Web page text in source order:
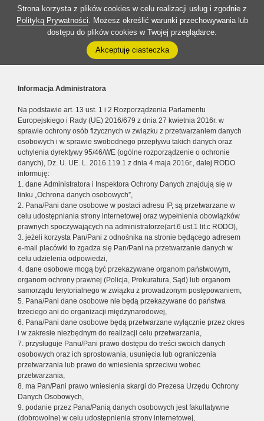
Strona korzysta z plików cookies w celu realizacji usług i zgodnie z
Polityką Prywatności. Możesz określić warunki przechowywania lub
dostępu do plików cookies w Twojej przeglądarce.
Akceptuję ciasteczka
Informacja Administratora
Na podstawie art. 13 ust. 1 i 2 Rozporządzenia Parlamentu
Europejskiego i Rady (UE) 2016/679 z dnia 27 kwietnia 2016r. w
sprawie ochrony osób fizycznych w związku z przetwarzaniem danych
osobowych i w sprawie swobodnego przepływu takich danych oraz
uchylenia dyrektywy 95/46/WE (ogólne rozporządzenie o ochronie
danych), Dz. U. UE. L. 2016.119.1 z dnia 4 maja 2016r., dalej RODO
informuję:
1. dane Administratora i Inspektora Ochrony Danych znajdują się w
linku „Ochrona danych osobowych”,
2. Pana/Pani dane osobowe w postaci adresu IP, są przetwarzane w
celu udostępniania strony internetowej oraz wypełnienia obowiązków
prawnych spoczywających na administratorze(art.6 ust.1 lit.c RODO),
3. jeżeli korzysta Pan/Pani z odnośnika na stronie będącego adresem
e-mail placówki to zgadza się Pan/Pani na przetwarzanie danych w
celu udzielenia odpowiedzi,
4. dane osobowe mogą być przekazywane organom państwowym,
organom ochrony prawnej (Policja, Prokuratura, Sąd) lub organom
samorządu terytorialnego w związku z prowadzonym postępowaniem,
5. Pana/Pani dane osobowe nie będą przekazywane do państwa
trzeciego ani do organizacji międzynarodowej,
6. Pana/Pani dane osobowe będą przetwarzane wyłącznie przez okres
i w zakresie niezbędnym do realizacji celu przetwarzania,
7. przysługuje Panu/Pani prawo dostępu do treści swoich danych
osobowych oraz ich sprostowania, usunięcia lub ograniczenia
przetwarzania lub prawo do wniesienia sprzeciwu wobec
przetwarzania,
8. ma Pan/Pani prawo wniesienia skargi do Prezesa Urzędu Ochrony
Danych Osobowych,
9. podanie przez Pana/Panią danych osobowych jest fakultatywne
(dobrowolne) w celu udostępnienia strony internetowej,